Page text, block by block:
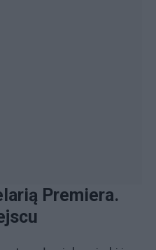
Premiera.